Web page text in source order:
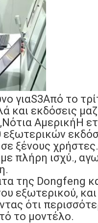
γιαS3Από το
και εκδόσεις
ΑμερικήΗ
εξωτερικών
ξένους
πλήρη ισχύ.,
της Dongfeng
εξωτερικού, και
ότι
το μοντέλο.